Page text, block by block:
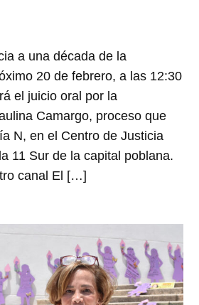
a una década de la
20 de febrero, a las 12:30
el juicio oral por la
Camargo, proceso que
N, en el Centro de Justicia
11 Sur de la capital poblana.
canal El […]